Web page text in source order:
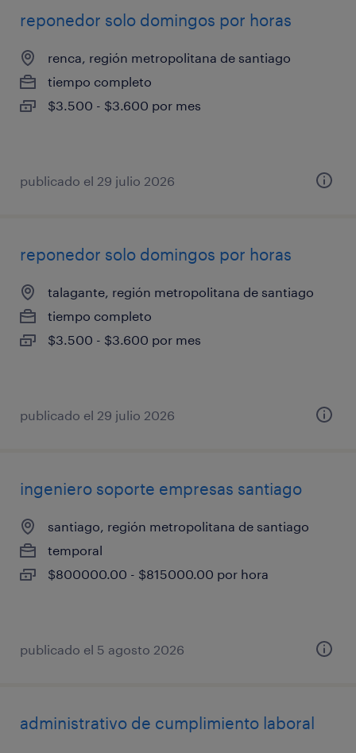
reponedor solo domingos por horas
renca, región metropolitana de santiago
tiempo completo
$3.500 - $3.600 por mes
publicado el 29 julio 2026
reponedor solo domingos por horas
talagante, región metropolitana de santiago
tiempo completo
$3.500 - $3.600 por mes
publicado el 29 julio 2026
ingeniero soporte empresas santiago
santiago, región metropolitana de santiago
temporal
$800000.00 - $815000.00 por hora
publicado el 5 agosto 2026
administrativo de cumplimiento laboral